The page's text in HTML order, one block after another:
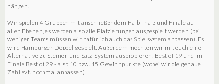
hängen.
Wir spielen 4 Gruppen mit anschließendem Halbfinale und Finale auf
allen Ebenen, es werden also alle Platzierungen ausgespielt werden (bei
weniger Teams müssen wir natürlich auch das Spielsystem anpassen). Es
wird Hamburger Doppel gespielt. Außerdem möchten wir mit euch eine
Alternative zu Steinen und Satz-System ausprobieren: Best of 19 und im
Finale Best of 29 - also 10 bzw. 15 Gewinnpunkte (wobei wir die genaue
Zahl evt. nochmal anpassen).